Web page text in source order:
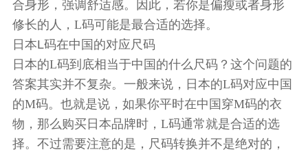
合身形，强调舒适感。因此，若你是偏瘦或者身形
修长的人，L码可能是最合适的选择。
日本L码在中国的对应尺码
日本的L码到底相当于中国的什么尺码？这个问题的
答案其实并不复杂。一般来说，日本的L码对应中国
的M码。也就是说，如果你平时在中国穿M码的衣
物，那么购买日本品牌时，L码通常就是合适的选
择。不过需要注意的是，尺码转换并不是绝对的，